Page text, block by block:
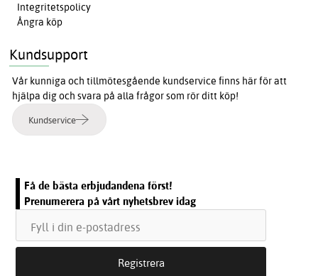
Integritetspolicy
Ångra köp
Kundsupport
Vår kunniga och tillmötesgående kundservice finns här för att
hjälpa dig och svara på alla frågor som rör ditt köp!
Kundservice
Få de bästa erbjudandena först!
Prenumerera på vårt nyhetsbrev idag